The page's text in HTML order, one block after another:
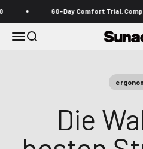
60-Day Comfort Trial.
MenüSuche Sunaofe
Die